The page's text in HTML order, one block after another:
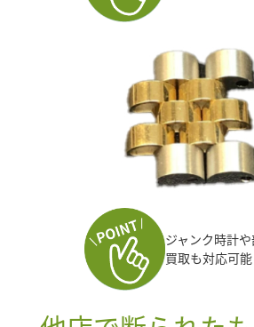
ジャンク時計
買取も対応可能